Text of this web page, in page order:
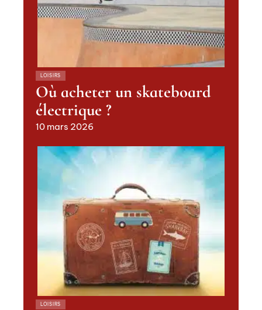
LOISIRS
Où acheter un skateboard
électrique ?
10 mars 2026
LOISIRS